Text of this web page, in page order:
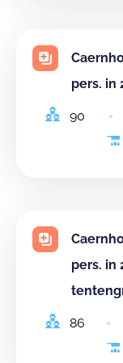
pers. in
90
pers. in
86